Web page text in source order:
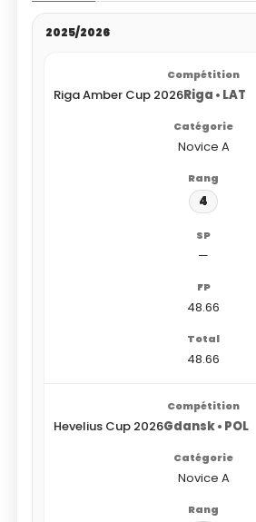
2025/2026
Riga Amber Cup 2026Riga • LAT
Novice A
4
—
48.66
48.66
Hevelius Cup 2026Gdansk • POL
Novice A